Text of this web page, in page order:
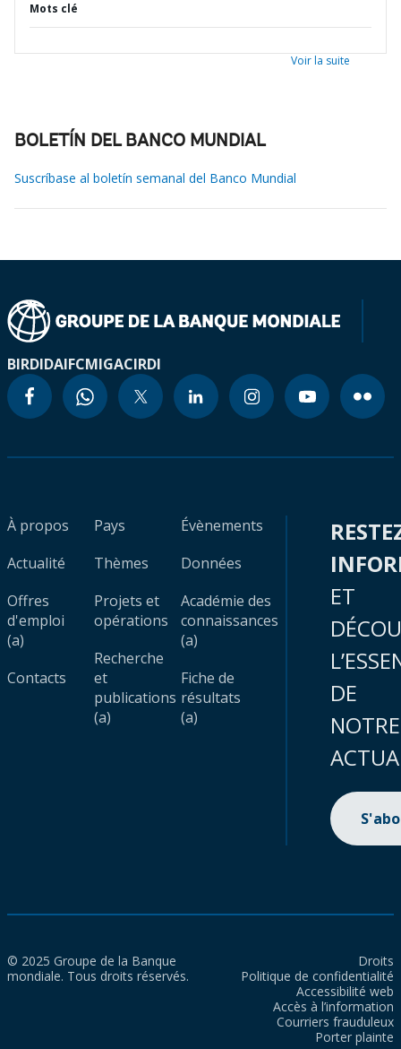
Mots clé
Voir la suite
BOLETÍN DEL BANCO MUNDIAL
Suscríbase al boletín semanal del Banco Mundial
BIRDIDAIFCMIGACIRDI
À propos
Actualité
Offres
d'emploi
(a)
Contacts
Pays
Thèmes
Projets et
opérations
Recherche
et
publications
(a)
Évènements
Données
Académie des
connaissances
(a)
Fiche de
résultats
(a)
ET
DE
NOTRE
© 2025 Groupe de la Banque
mondiale. Tous droits réservés.
Droits
Politique de confidentialité
Accessibilité web
Accès à l’information
Courriers frauduleux
Porter plainte